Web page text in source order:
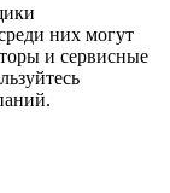
них могут
и сервисные